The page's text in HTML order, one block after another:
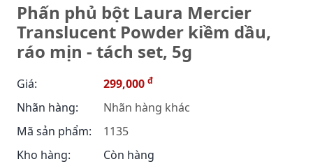
Phấn phủ bột Laura Mercier
Translucent Powder kiềm dầu,
ráo mịn - tách set, 5g
Giá: 299,000 đ
Nhãn hàng:
Nhãn hàng khác
Mã sản phẩm:
1135
Kho hàng:
Còn hàng